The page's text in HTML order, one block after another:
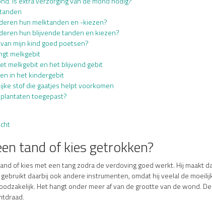
hun melktanden en -kiezen?
hun blijvende tanden en kiezen?
mijn kind goed poetsen?
melkgebit
melkgebit en het blijvend gebit
in het kindergebit
stof die gaatjes helpt voorkomen
toegepast?
tand of kies getrokken?
of kies met een tang zodra de verdoving goed werkt. Hij maakt
gebruikt daarbij ook andere instrumenten, omdat hij veelal de
Het hangt onder meer af van de grootte van de wond.